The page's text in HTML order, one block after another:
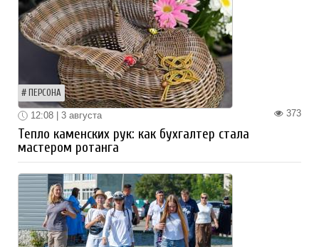
ПЕРСОНА
373
12:08 | 3 августа
Тепло каменских рук: как бухгалтер стала
мастером ротанга